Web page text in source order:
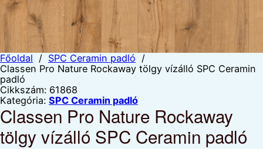
Főoldal / SPC Ceramin padló /
Classen Pro Nature Rockaway tölgy vízálló SPC Ceramin
padló
Cikkszám: 61868
Kategória: SPC Ceramin padló
Classen Pro Nature Rockaway
tölgy vízálló SPC Ceramin padló